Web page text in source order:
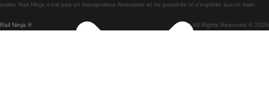
Trains de Lisbonne à Braga
Trains de Braga à Lisbonne
Rail Ninja ® All Rights Reserved © 2026
entier. Rail Ninja n'est pas un transporteur ferroviaire et ne possède ni n'exploite aucun train.